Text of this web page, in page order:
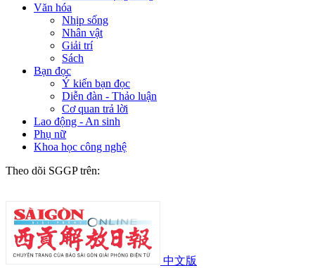
Văn hóa
Nhịp sống
Nhân vật
Giải trí
Sách
Bạn đọc
Ý kiến bạn đọc
Diễn đàn - Thảo luận
Cơ quan trả lời
Lao động - An sinh
Phụ nữ
Khoa học công nghệ
Theo dõi SGGP trên:
中文版